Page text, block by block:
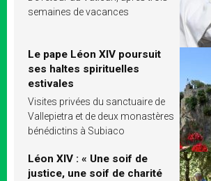
semaines de vacances
Le pape Léon XIV poursuit
ses haltes spirituelles
estivales
Visites privées du sanctuaire de
Vallepietra et de deux monastères
bénédictins à Subiaco
Léon XIV : « Une soif de
justice, une soif de charité